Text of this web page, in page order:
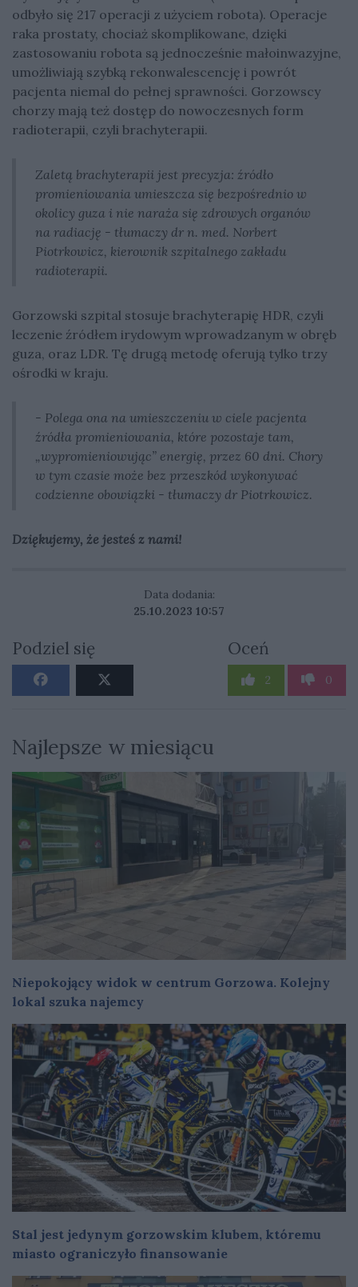
odbyło się 217 operacji z użyciem robota). Operacje
raka prostaty, chociaż skomplikowane, dzięki
zastosowaniu robota są jednocześnie małoinwazyjne,
umożliwiają szybką rekonwalescencję i powrót
pacjenta niemal do pełnej sprawności. Gorzowscy
chorzy mają też dostęp do nowoczesnych form
radioterapii, czyli brachyterapii.
Zaletą brachyterapii jest precyzja: źródło
promieniowania umieszcza się bezpośrednio w
okolicy guza i nie naraża się zdrowych organów
na radiację - tłumaczy dr n. med. Norbert
Piotrkowicz, kierownik szpitalnego zakładu
radioterapii.
Gorzowski szpital stosuje brachyterapię HDR, czyli
leczenie źródłem irydowym wprowadzanym w obręb
guza, oraz LDR. Tę drugą metodę oferują tylko trzy
ośrodki w kraju.
- Polega ona na umieszczeniu w ciele pacjenta
źródła promieniowania, które pozostaje tam,
„wypromieniowując” energię, przez 60 dni. Chory
w tym czasie może bez przeszkód wykonywać
codzienne obowiązki - tłumaczy dr Piotrkowicz.
Dziękujemy, że jesteś z nami!
Data dodania:
25.10.2023 10:57
Podziel się Oceń
2 0
Najlepsze w miesiącu
Niepokojący widok w centrum Gorzowa. Kolejny
lokal szuka najemcy
Stal jest jedynym gorzowskim klubem, któremu
miasto ograniczyło finansowanie